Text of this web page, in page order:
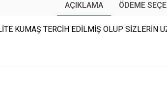
AÇIKLAMA ÖDEME
KUMAŞ TERCİH EDİLMİŞ OLUP SİZLERİN